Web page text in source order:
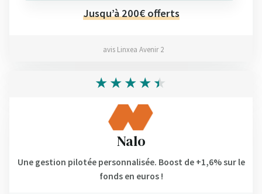
Jusqu’à 200€ offerts
avis Linxea Avenir 2
Nalo
Une gestion pilotée personnalisée. Boost de +1,6% sur le
fonds en euros !